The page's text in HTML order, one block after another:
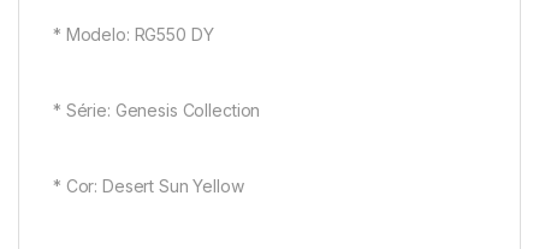
* Modelo: RG550 DY
* Série: Genesis Collection
* Cor: Desert Sun Yellow